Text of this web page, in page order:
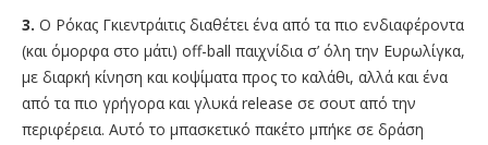
3. Ο Ρόκας Γκιεντράιτις διαθέτει ένα από τα πιο ενδιαφέροντα
(και όμορφα στο μάτι) off-ball παιχνίδια σ’ όλη την Ευρωλίγκα,
με διαρκή κίνηση και κοψίματα προς το καλάθι, αλλά και ένα
από τα πιο γρήγορα και γλυκά release σε σουτ από την
περιφέρεια. Αυτό το μπασκετικό πακέτο μπήκε σε δράση